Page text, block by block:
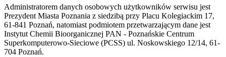
Administratorem danych osobowych użytkowników serwisu jest
Prezydent Miasta Poznania z siedzibą przy Placu Kolegiackim 17,
61-841 Poznań, natomiast podmiotem przetwarzającym dane jest
Instytut Chemii Bioorganicznej PAN - Poznańskie Centrum
Superkomputerowo-Sieciowe (PCSS) ul. Noskowskiego 12/14, 61-
704 Poznań.